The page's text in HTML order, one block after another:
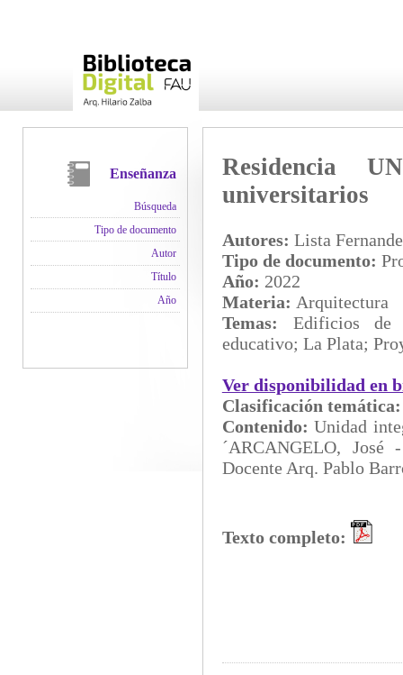
Enseñanza
Búsqueda
Tipo de documento
Autor
Título
Año
Residencia
universitarios
Autores: Lista
Tipo de documento:
Año: 2022
Materia: Arquitectura
Temas: Edificios de
educativo; La Plata;
Ver disponibilidad en
Clasificación
Contenido:Unidad
´ARCANGELO,
Docente Arq. Pablo
Texto completo: